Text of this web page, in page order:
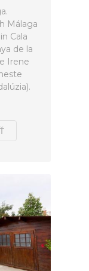
Málaga
Cala
de la
Irene